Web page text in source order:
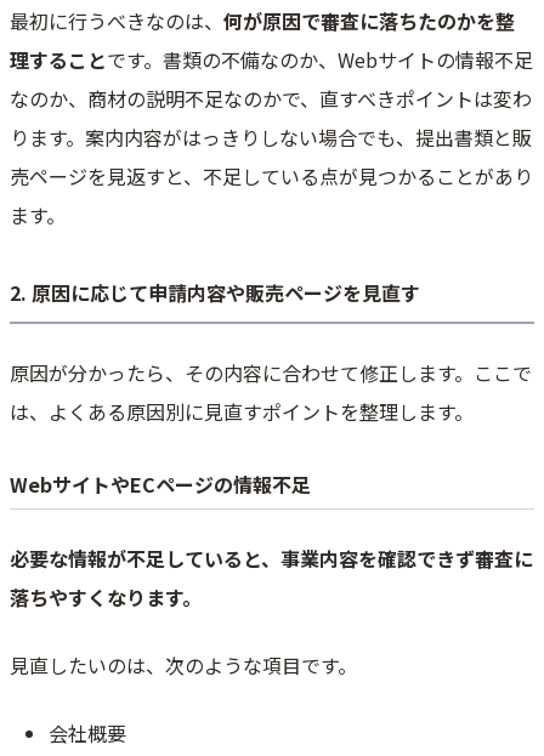
最初に行うべきなのは、 何が原因で審査に落ちたのかを整
理することです。書類の不備なのか、Webサイトの情報不足
なのか、商材の説明不足なのかで、直すべきポイントは変わ
ります。案内内容がはっきりしない場合でも、提出書類と販
売ページを見返すと、不足している点が見つかることがあり
ます。
2. 原因に応じて申請内容や販売ページを見直す
原因が分かったら、その内容に合わせて修正します。ここで
は、よくある原因別に見直すポイントを整理します。
WebサイトやECページの情報不足
必要な情報が不足していると、事業内容を確認できず審査に
落ちやすくなります。
見直したいのは、次のような項目です。
会社概要